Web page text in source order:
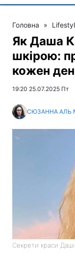
Головна »
Як Даша
шкірою:
кожен
19:20 25.07.2025 Пт
СЮЗАННА АЛЬ
Секрети краси